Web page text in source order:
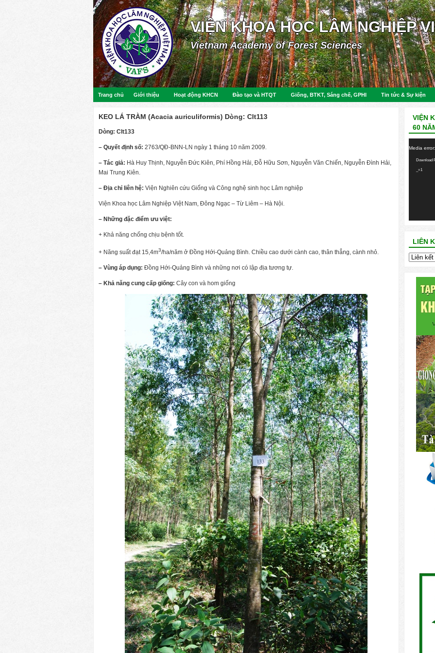
VIỆN KHOA HỌC LÂM NGHIỆP
Vietnam Academy of Forest Sciences
Trang chủ Giới thiệu Hoạt động KHCN Đào tạo và HTQT Giống, BTKT, Sáng chế, GPHI Tin tức & Sự kiện
KEO LÁ TRÀM (Acacia auriculiformis) Dòng: Clt113
Dòng: Clt133
– Quyết định số: 2763/QĐ-BNN-LN ngày 1 tháng 10 năm 2009.
– Tác giả: Hà Huy Thịnh, Nguyễn Đức Kiên, Phí Hồng Hải, Đỗ Hữu Sơn, Nguyễn Văn Chiến, Nguyễn Đình Hải,
Mai Trung Kiên.
– Địa chỉ liên hệ: Viện Nghiên cứu Giống và Công nghệ sinh học Lâm nghiệp
Viện Khoa học Lâm Nghiệp Việt Nam, Đông Ngạc – Từ Liêm – Hà Nội.
– Những đặc điểm ưu việt:
+ Khả năng chống chịu bệnh tốt.
+ Năng suất đạt 15,4m3/ha/năm ở Đồng Hới-Quảng Bình. Chiều cao dưới cành cao, thân thẳng, cành nhỏ.
– Vùng áp dụng: Đồng Hới-Quảng Bình và những nơi có lập địa tương tự.
– Khả năng cung cấp giống: Cây con và hom giống
VIỆN
60
Media
Download
_=1
LIÊN